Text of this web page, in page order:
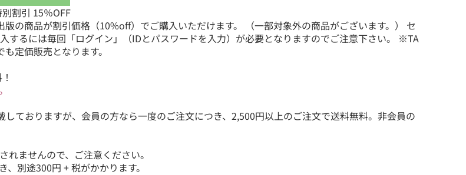
割引 15％OFF
版の商品が割引価格（10%off）でご購入いただけます。 （一部対象外の商品がございます。） セ
するには毎回「ログイン」（IDとパスワードを入力）が必要となりますのでご注意下さい。 ※TA
定価販売となります。
ておりますが、会員の方なら一度のご注文につき、2,500円以上のご注文で送料無料。非会員の
ませんので、ご注意ください。
別途300円 + 税がかかります。